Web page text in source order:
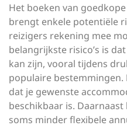
Het boeken van
brengt enkele potentiële
reizigers rekening mee
belangrijkste risico’s is
kan zijn, vooral tijdens
populaire
dat je gewenste
beschikbaar is.
soms minder flexibele